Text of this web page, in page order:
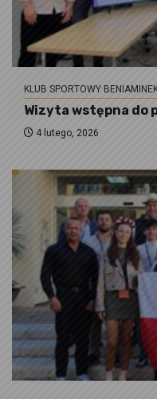
KLUB SPORTOWY
Wizyta wstępna do
4 lutego, 2026